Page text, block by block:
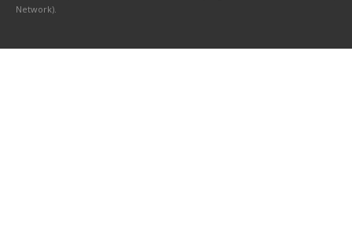
Network).